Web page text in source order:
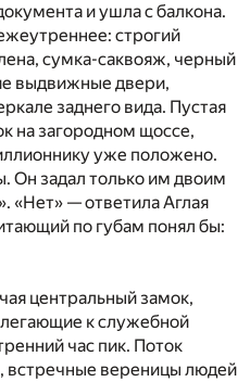
и ушла с балкона.
строгий
сумка-саквояж, черный
выдвижные двери,
заднего вида. Пустая
на загородном щоссе,
уже положено.
Он задал только им двоим
«Нет» — ответила Аглая
по губам понял бы:
центральный замок,
к служебной
час пик. Поток
вереницы людей